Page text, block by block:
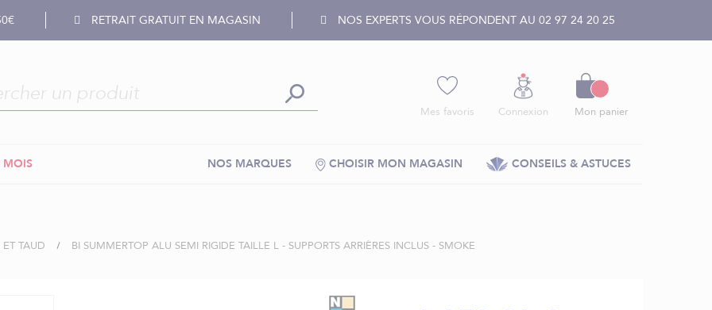
RETRAIT GRATUIT EN MAGASIN NOS EXPERTS VOUS RÉPONDENT AU 02 97 24 20 25
Mes favoris Connexion Mon panier
MOIS CONSEILS & ASTUCES
CHOISIR MON MAGASIN
NOS MARQUES
TAUD BI SUMMERTOP ALU SEMI RIGIDE TAILLE L - SUPPORTS ARRIÈRES INCLUS - SMOKE